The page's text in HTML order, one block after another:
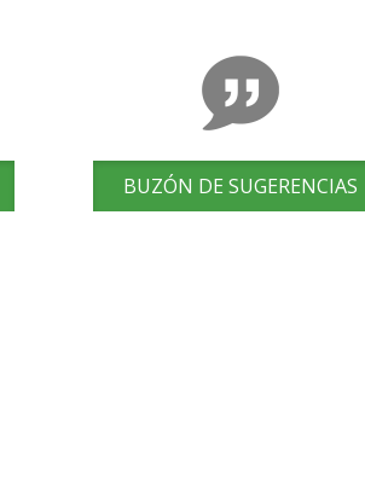
BUZÓN DE SUGERENCIAS